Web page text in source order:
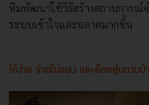
ทีมพัฒนาใช้วิธีสร้างสถานการณ์
ระบบเข้าใจและฉลาดมากขึ้น
ใช้ง่าย จ่ายไม่แพง และยืดหยุ่นตามบ้